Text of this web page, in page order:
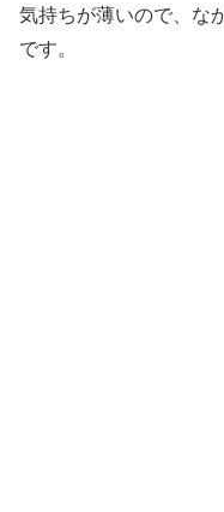
気持ちが薄いので、な
です。